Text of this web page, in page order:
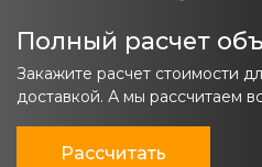
Полный расчет
Закажите расчет стоимости
доставкой. А мы рассчитаем
Рассчитать